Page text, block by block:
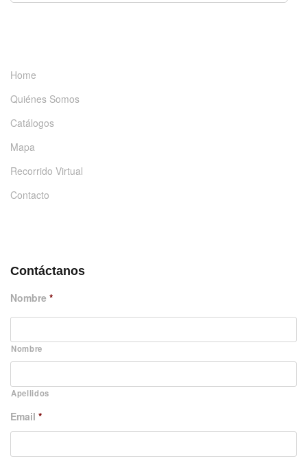
Home
Quiénes Somos
Catálogos
Mapa
Recorrido Virtual
Contacto
Contáctanos
Nombre *
Nombre
Apellidos
Email *